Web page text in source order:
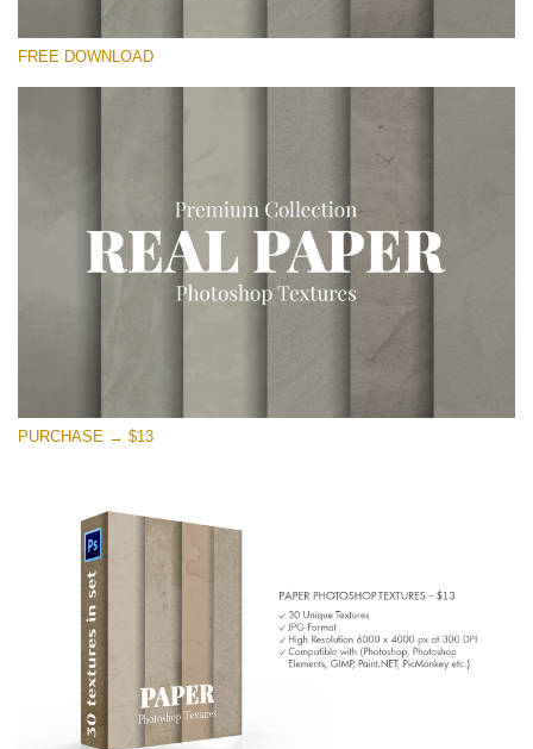
Por favor selecione
Large 6000*4000px
Entire Collection
Download Grátis
FREE DOWNLOAD
PURCHASE → $13